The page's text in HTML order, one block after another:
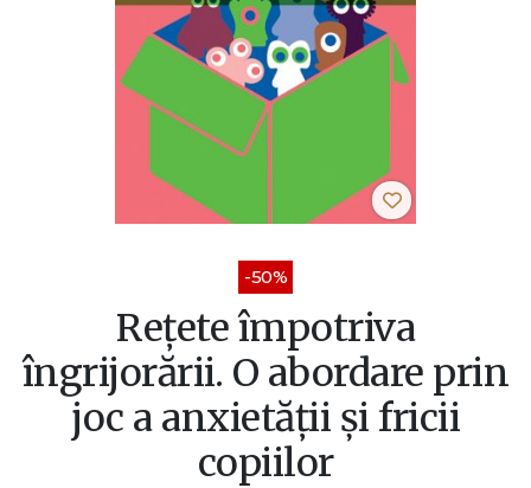
-50%
Reţete împotriva
îngrijorării. O abordare prin
joc a anxietăţii şi fricii
copiilor